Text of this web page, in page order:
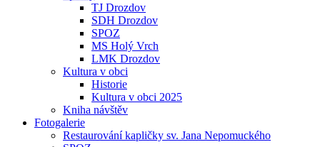
TJ Drozdov
SDH Drozdov
SPOZ
MS Holý Vrch
LMK Drozdov
Kultura v obci
Historie
Kultura v obci 2025
Kniha návštěv
Fotogalerie
Restaurování kapličky sv. Jana Nepomuckého